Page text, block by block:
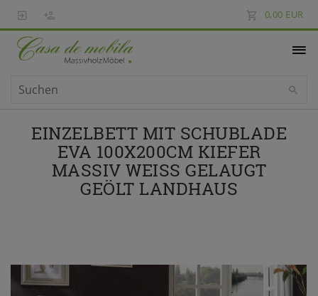
0,00 EUR
EINZELBETT MIT SCHUBLADE
EVA 100X200CM KIEFER
MASSIV WEISS GELAUGT G
EÖLT LANDHAUS